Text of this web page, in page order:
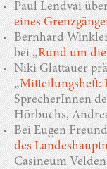
Paul Lendvai
eines
Bernhard
bei „Rund um
Niki Glattauer
„Mitteilungsheft:
SprecherInnen
Hörbuchs,
Bei Eugen
des
Casineum Velden